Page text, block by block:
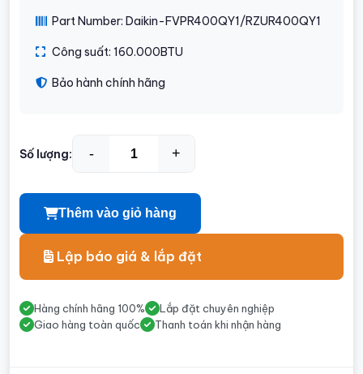
Part Number: Daikin-FVPR400QY1/RZUR400QY1
Công suất: 160.000BTU
Bảo hành chính hãng
Số lượng: - +
Thêm vào giỏ hàng
Lập báo giá & lắp đặt
Hàng chính hãng 100%
Lắp đặt chuyên nghiệp
Giao hàng toàn quốc
Thanh toán khi nhận hàng